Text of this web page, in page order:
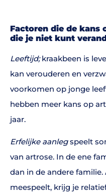
Factoren die de kans
die je niet kunt
Leeftijd;kraakbeen is
kan verouderen en
voorkomen op jonge
hebben meer kans op
jaar.
Erfelijke aanlegspeelt
van artrose. In de ene
dan in de andere familie.
meespeelt, krijg je